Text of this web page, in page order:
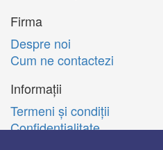
Firma
Despre noi
Cum ne contactezi
Informații
Termeni şi condiţii
Confidenţialitate